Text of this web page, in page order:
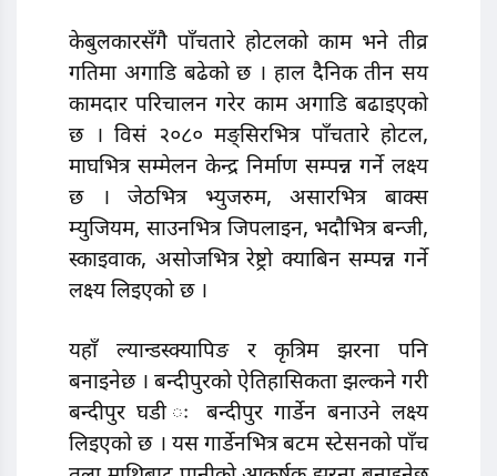
केबुलकारसँगै पाँचतारे होटलको काम भने तीव्र
गतिमा अगाडि बढेको छ । हाल दैनिक तीन सय
कामदार परिचालन गरेर काम अगाडि बढाइएको
छ । विसं २०८० मङ्सिरभित्र पाँचतारे होटल,
माघभित्र सम्मेलन केन्द्र निर्माण सम्पन्न गर्ने लक्ष्य
छ । जेठभित्र भ्युजरुम, असारभित्र बाक्स
म्युजियम, साउनभित्र जिपलाइन, भदौभित्र बन्जी,
स्काइवाक, असोजभित्र रेष्ट्रो क्याबिन सम्पन्न गर्ने
लक्ष्य लिइएको छ ।
यहाँ ल्यान्डस्क्यापिङ र कृत्रिम झरना पनि
बनाइनेछ । बन्दीपुरको ऐतिहासिकता झल्कने गरी
बन्दीपुर घडी ः बन्दीपुर गार्डेन बनाउने लक्ष्य
लिइएको छ । यस गार्डेनभित्र बटम स्टेसनको पाँच